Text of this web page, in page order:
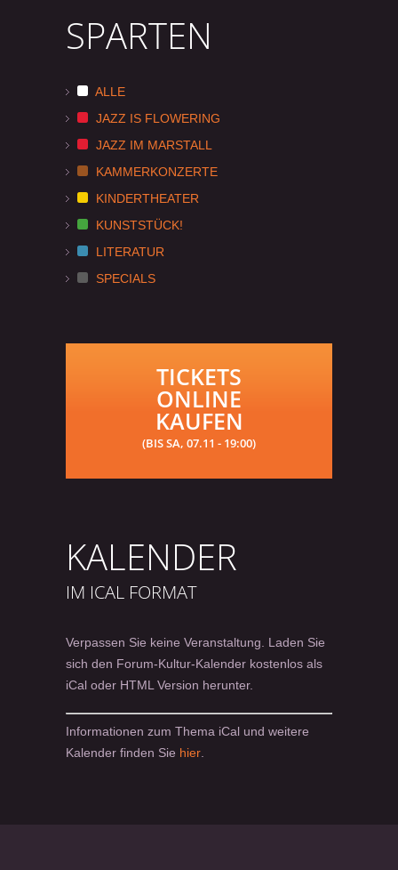
SPARTEN
ALLE
JAZZ IS FLOWERING
JAZZ IM MARSTALL
KAMMERKONZERTE
KINDERTHEATER
KUNSTSTÜCK!
LITERATUR
SPECIALS
TICKETS
ONLINE
KAUFEN
(BIS SA, 07.11 - 19:00)
KALENDER
IM ICAL FORMAT
Verpassen Sie keine Veranstaltung. Laden Sie
sich den Forum-Kultur-Kalender kostenlos als
iCal oder HTML Version herunter.
Informationen zum Thema iCal und weitere
Kalender finden Sie hier